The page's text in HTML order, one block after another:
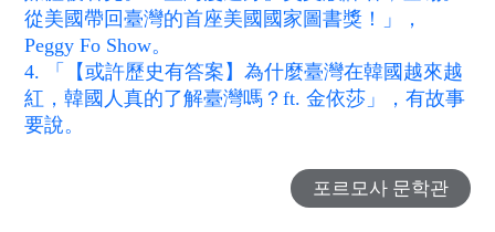
從美國帶回臺灣的首座美國國家圖書獎！」，
Peggy Fo Show。
4. 「【或許歷史有答案】為什麼臺灣在韓國越來越
紅，韓國人真的了解臺灣嗎？ft. 金依莎」，有故事
要說。
포르모사 문학관